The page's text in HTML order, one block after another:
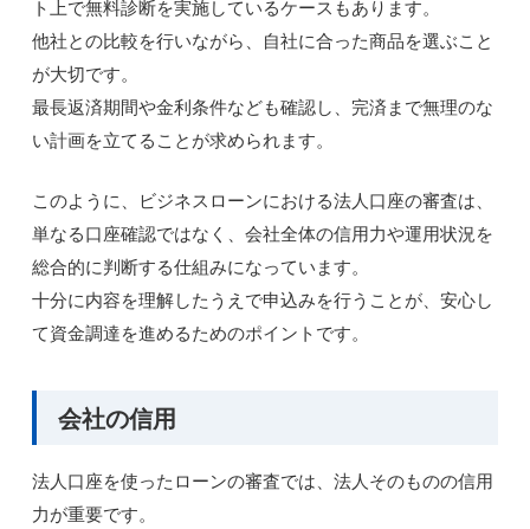
ト上で無料診断を実施しているケースもあります。
他社との比較を行いながら、自社に合った商品を選ぶこと
が大切です。
最長返済期間や金利条件なども確認し、完済まで無理のな
い計画を立てることが求められます。
このように、ビジネスローンにおける法人口座の審査は、
単なる口座確認ではなく、会社全体の信用力や運用状況を
総合的に判断する仕組みになっています。
十分に内容を理解したうえで申込みを行うことが、安心し
て資金調達を進めるためのポイントです。
会社の信用
法人口座を使ったローンの審査では、法人そのものの信用
力が重要です。